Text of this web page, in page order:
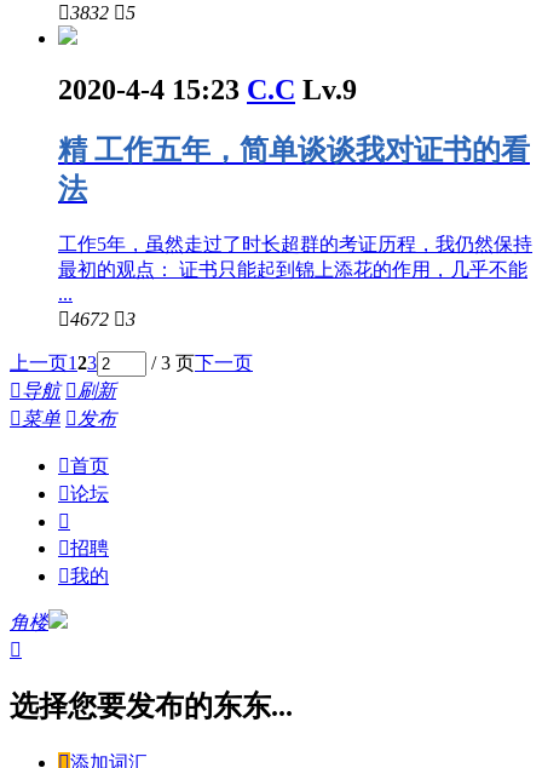
3832 5
2020-4-4 15:23 C.C Lv.9
精工作五年，简单谈谈我对证书的看
法
工作5年，虽然走过了时长超群的考证历程，我仍然保持
最初的观点： 证书只能起到锦上添花的作用，几乎不能
...
4672 3
上一页123 / 3 页下一页
导航 刷新
菜单 发布
首页
论坛

招聘
我的
角楼

选择您要发布的东东...
添加词汇